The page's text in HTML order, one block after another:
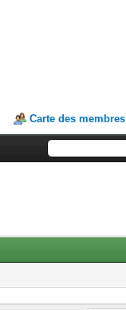
Carte des membres